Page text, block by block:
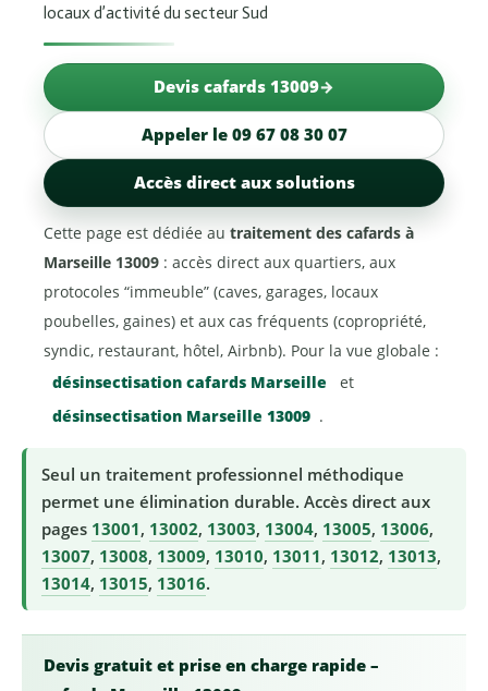
locaux d’activité du secteur Sud
Devis cafards 13009
Appeler le 09 67 08 30 07
Accès direct aux solutions
Cette page est dédiée au traitement des cafards à
Marseille 13009 : accès direct aux quartiers, aux
protocoles “immeuble” (caves, garages, locaux
poubelles, gaines) et aux cas fréquents (copropriété,
syndic, restaurant, hôtel, Airbnb). Pour la vue globale :
désinsectisation cafards Marseille
et
désinsectisation Marseille 13009 .
Seul un traitement professionnel méthodique
permet une élimination durable. Accès direct aux
pages 13001, 13002, 13003, 13004, 13005, 13006,
13007, 13008, 13009, 13010, 13011, 13012, 13013,
13014, 13015, 13016.
Devis gratuit et prise en charge rapide –